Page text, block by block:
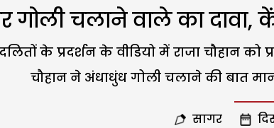
गोली चलाने वाले का दावा,
के प्रदर्शन के वीडियो में राजा चौहान
चौहान ने अंधाधुंध गोली चलाने की बात
सागर